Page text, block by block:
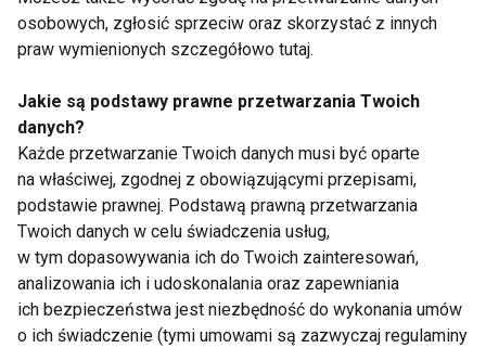
Rozpoznać jak najwcześniej
Ze względu na ograniczone metody leczenia i
wyjątkową złośliwość tego nowotworu największą
rolę w walce z nim odgrywa profilaktyka i wczesne
rozpoznanie choroby.
osobowych, zgłosić sprzeciw oraz skorzystać z innych
praw wymienionych szczegółowo tutaj.
Jakie są podstawy prawne przetwarzania Twoich
danych?
Każde przetwarzanie Twoich danych musi być oparte
na właściwej, zgodnej z obowiązującymi przepisami,
podstawie prawnej. Podstawą prawną przetwarzania
Twoich danych w celu świadczenia usług,
w tym dopasowywania ich do Twoich zainteresowań,
analizowania ich i udoskonalania oraz zapewniania
ich bezpieczeństwa jest niezbędność do wykonania umów
o ich świadczenie (tymi umowami są zazwyczaj regulaminy